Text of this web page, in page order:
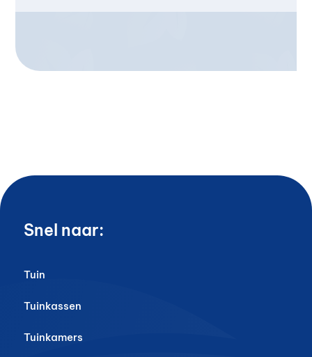
Snel naar:
Tuin
Tuinkassen
Tuinkamers